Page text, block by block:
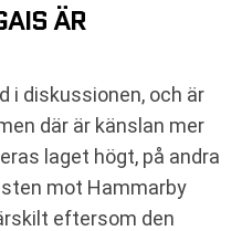
ÄR
i diskussionen, och är
där är känslan mer
laget högt, på andra
mot Hammarby
eftersom den